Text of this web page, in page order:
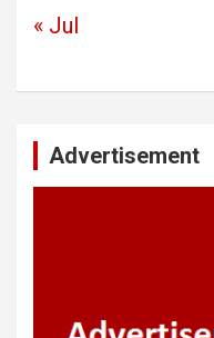
« Jul
Advertisement